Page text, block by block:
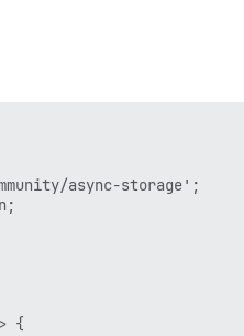
async-storage';
{